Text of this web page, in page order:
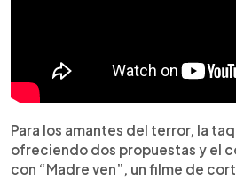
Para los amantes del terror, la
ofreciendo dos propuestas y el
con “Madre ven”, un filme de